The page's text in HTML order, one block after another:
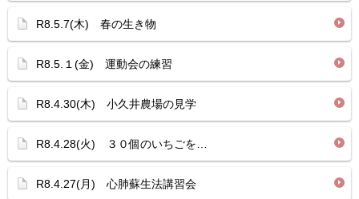
R8.5.7(木) 春の生き物
R8.5.１(金) 運動会の練習
R8.4.30(木) 小久井農場の見学
R8.4.28(火) ３０個のいちごを…
R8.4.27(月) 心肺蘇生法講習会